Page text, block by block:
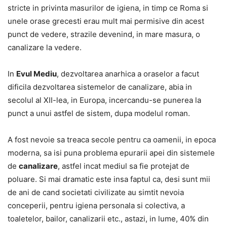
stricte in privinta masurilor de igiena, in timp ce Roma si
unele orase grecesti erau mult mai permisive din acest
punct de vedere, strazile devenind, in mare masura, o
canalizare la vedere.
In Evul Mediu, dezvoltarea anarhica a oraselor a facut
dificila dezvoltarea sistemelor de canalizare, abia in
secolul al XII-lea, in Europa, incercandu-se punerea la
punct a unui astfel de sistem, dupa modelul roman.
A fost nevoie sa treaca secole pentru ca oamenii, in epoca
moderna, sa isi puna problema epurarii apei din sistemele
de canalizare, astfel incat mediul sa fie protejat de
poluare. Si mai dramatic este insa faptul ca, desi sunt mii
de ani de cand societati civilizate au simtit nevoia
conceperii, pentru igiena personala si colectiva, a
toaletelor, bailor, canalizarii etc., astazi, in lume, 40% din